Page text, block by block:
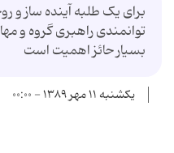
برای یک طلبه آینده ساز و
توانمندی راهبری گروه و
بسیار حائز اهمیت است
یکشنبه ۱۱ مهر ۱۳۸۹ - ۰۰:۰۰